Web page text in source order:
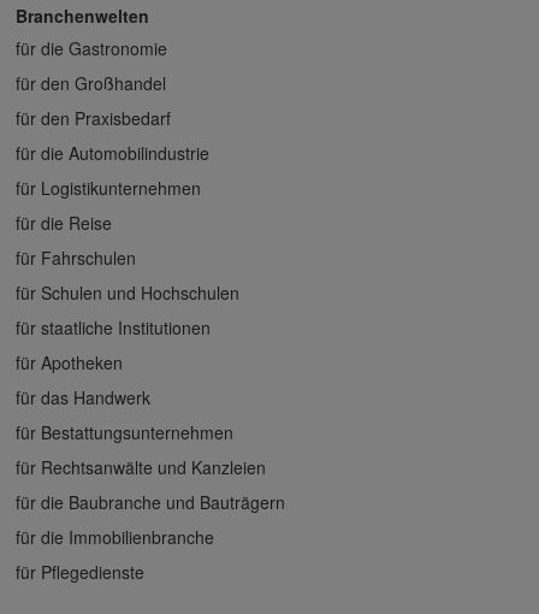
Branchenwelten
für die Gastronomie
für den Großhandel
für den Praxisbedarf
für die Automobilindustrie
für Logistikunternehmen
für die Reise
für Fahrschulen
für Schulen und Hochschulen
für staatliche Institutionen
für Apotheken
für das Handwerk
für Bestattungsunternehmen
für Rechtsanwälte und Kanzleien
für die Baubranche und Bauträgern
für die Immobilienbranche
für Pflegedienste